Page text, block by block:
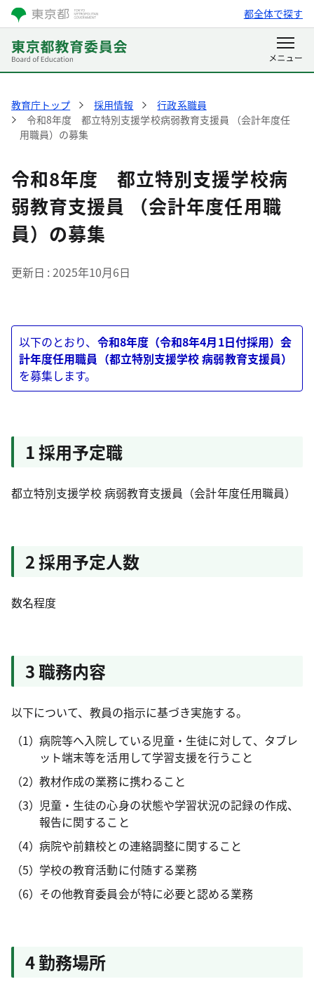
都全体で探す
教育庁トップ 採用情報
行政系職員
令和8年度 都立特別支援学校病弱教育支援員 （会計年度任
用職員）の募集
令和8年度 都立特別支援学校病
弱教育支援員 （会計年度任用職
員）の募集
更新日 2025年10月6日
以下のとおり、 令和8年度（令和8年4月1日付採用）会
計年度任用職員（都立特別支援学校 病弱教育支援員）
を募集します。
1 採用予定職
都立特別支援学校 病弱教育支援員（会計年度任用職員）
2 採用予定人数
数名程度
3 職務内容
以下について、教員の指示に基づき実施する。
病院等へ入院している児童・生徒に対して、タブレ
ット端末等を活用して学習支援を行うこと
教材作成の業務に携わること
児童・生徒の心身の状態や学習状況の記録の作成、
報告に関すること
病院や前籍校との連絡調整に関すること
学校の教育活動に付随する業務
その他教育委員会が特に必要と認める業務
4 勤務場所